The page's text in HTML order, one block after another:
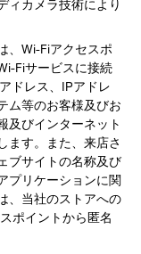
ィカメラ技術により
、Wi-Fiアクセスポ
Fiサービスに接続
ドレス、IPアドレ
ム等のお客様及びお
及びインターネット
ます。また、来店さ
ブサイトの名称及び
プリケーションに関
、当社のストアへの
ポイントから匿名